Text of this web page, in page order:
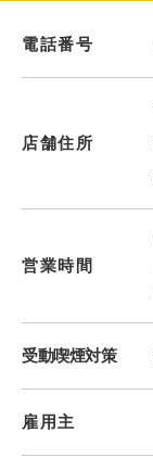
電話番号
店舗住所
営業時間
受動喫煙対策
雇用主